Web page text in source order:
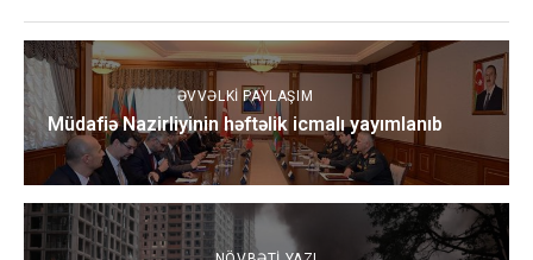
ƏVVƏLKI PAYLAŞIM
Müdafiə Nazirliyinin həftəlik icmalı yayımlanıb